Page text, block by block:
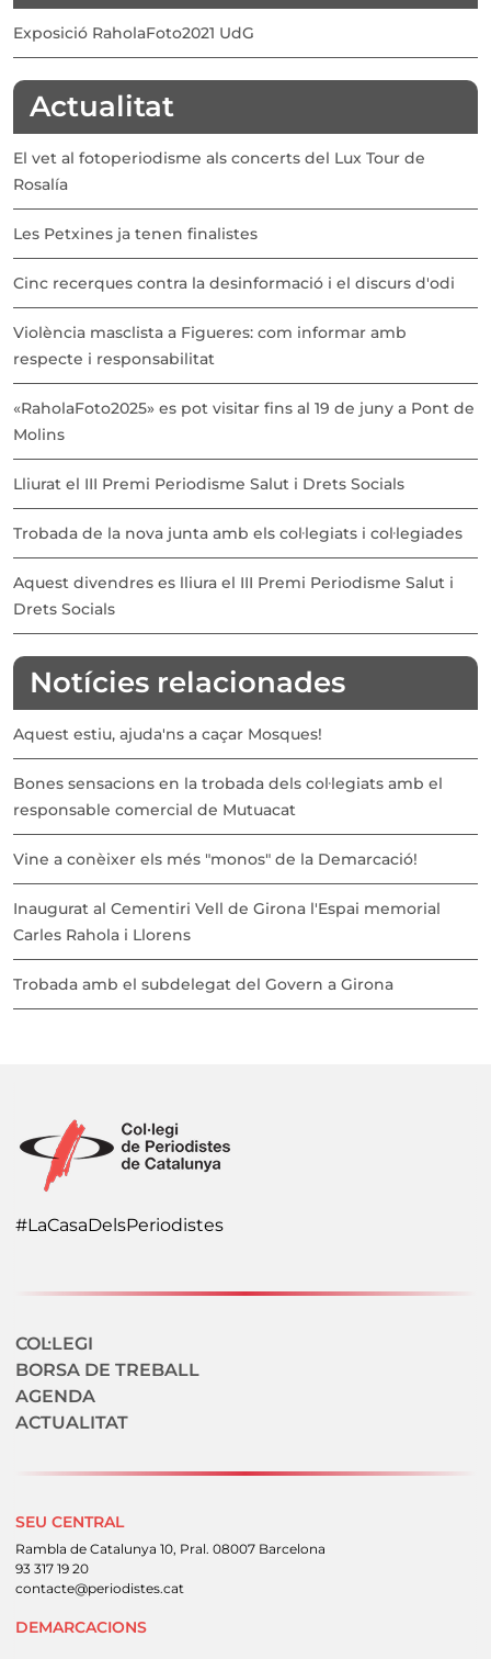
Exposició RaholaFoto2021 UdG
Actualitat
El vet al fotoperiodisme als concerts del Lux Tour de
Rosalía
Les Petxines ja tenen finalistes
Cinc recerques contra la desinformació i el discurs d'odi
Violència masclista a Figueres: com informar amb
respecte i responsabilitat
«RaholaFoto2025» es pot visitar fins al 19 de juny a Pont de
Molins
Lliurat el III Premi Periodisme Salut i Drets Socials
Trobada de la nova junta amb els col·legiats i col·legiades
Aquest divendres es lliura el III Premi Periodisme Salut i
Drets Socials
Notícies relacionades
Aquest estiu, ajuda'ns a caçar Mosques!
Bones sensacions en la trobada dels col·legiats amb el
responsable comercial de Mutuacat
Vine a conèixer els més "monos" de la Demarcació!
Inaugurat al Cementiri Vell de Girona l'Espai memorial
Carles Rahola i Llorens
Trobada amb el subdelegat del Govern a Girona
#LaCasaDelsPeriodistes
Navegació secundaria
COL·LEGI
BORSA DE TREBALL
AGENDA
ACTUALITAT
SEU CENTRAL
Rambla de Catalunya 10, Pral. 08007 Barcelona
93 317 19 20
contacte@periodistes.cat
DEMARCACIONS